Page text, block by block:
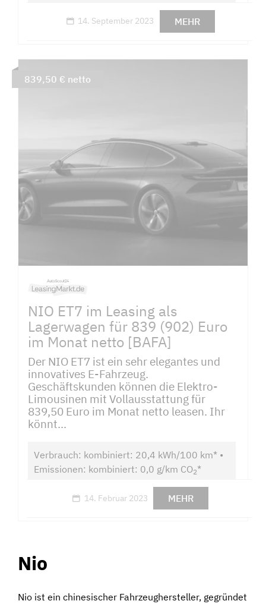
14. September 2023 MEHR
NIO ET7 im Leasing als
Lagerwagen für 839 (902) Euro
im Monat netto [BAFA]
Der NIO ET7 ist ein sehr elegantes und
innovatives E-Fahrzeug.
Geschäftskunden können die Elektro-
Limousinen mit Vollausstattung für
839,50 Euro im Monat netto leasen. Ihr
könnt...
Verbrauch: kombiniert: 20,4 kWh/100 km* •
Emissionen: kombiniert: 0,0 g/km CO2*
14. Februar 2023 MEHR
839,50 € netto
Nio
Nio ist ein chinesischer Fahrzeughersteller, gegründet